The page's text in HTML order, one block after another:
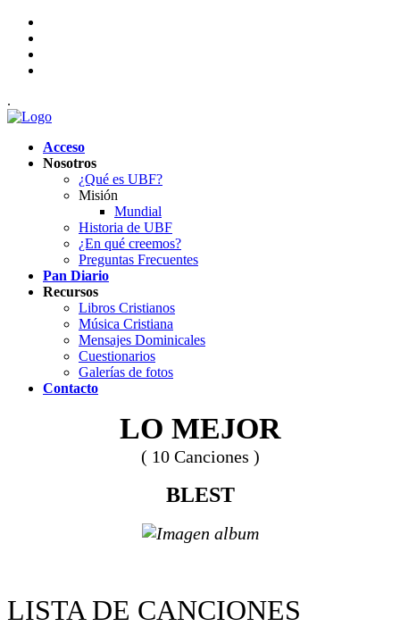
.
Acceso
Nosotros
¿Qué es UBF?
Misión
Mundial
Historia de UBF
¿En qué creemos?
Preguntas Frecuentes
Pan Diario
Recursos
Libros Cristianos
Música Cristiana
Mensajes Dominicales
Cuestionarios
Galerías de fotos
Contacto
LO MEJOR
( 10 Canciones )
BLEST
LISTA DE CANCIONES